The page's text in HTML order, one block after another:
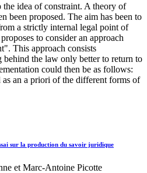
idea of constraint. A theory of
been proposed. The aim has been to
a strictly internal legal point of
to consider an approach
This approach consists
behind the law only better to return to
could then be as follows:
as an a priori of the different forms of
sur la production du savoir juridique
et Marc-Antoine Picotte